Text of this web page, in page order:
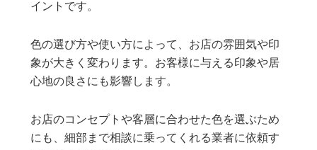
イントです。
色の選び方や使い方によって、お店の雰囲気や印
象が大きく変わります。お客様に与える印象や居
心地の良さにも影響します。
お店のコンセプトや客層に合わせた色を選ぶため
にも、細部まで相談に乗ってくれる業者に依頼す